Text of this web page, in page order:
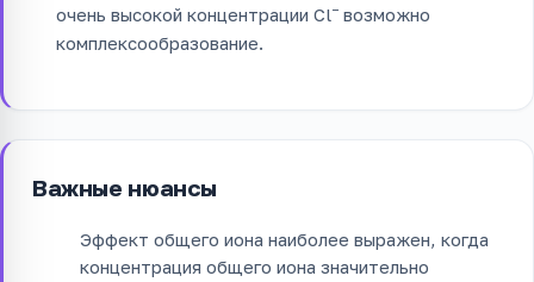
очень высокой концентрации Cl− возможно
комплексообразование.
Важные нюансы
Эффект общего иона наиболее выражен, когда
концентрация общего иона значительно